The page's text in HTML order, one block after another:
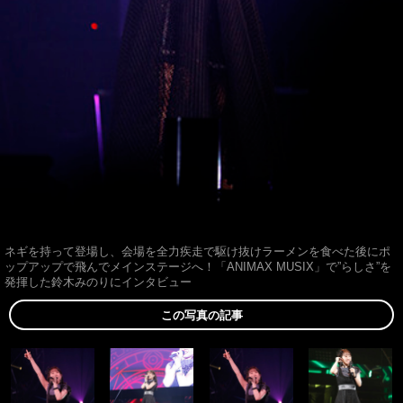
ネギを持って登場し、会場を全力疾走で駆け抜けラーメンを食べた後にポ
ップアップで飛んでメインステージへ！「ANIMAX MUSIX」で”らしさ”を
発揮した鈴木みのりにインタビュー
この写真の記事